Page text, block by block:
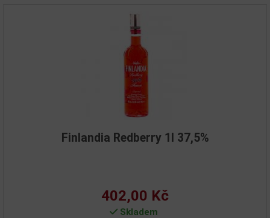
Finlandia Redberry 1l 37,5%
402,00 Kč
Skladem